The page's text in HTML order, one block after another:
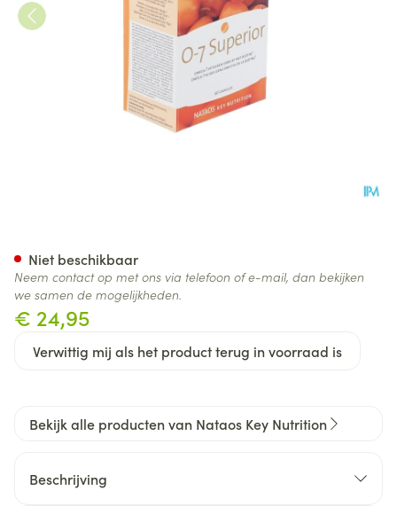
€ 24,95
Verwittig mij als het product terug in voorraad is
Niet beschikbaar
Neem contact op met ons via telefoon of e-mail, dan bekijken
we samen de mogelijkheden.
Bekijk alle producten van Nataos Key Nutrition
Beschrijving